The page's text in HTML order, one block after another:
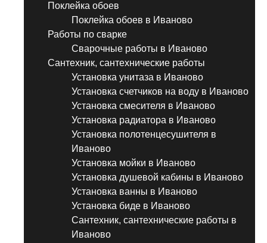
Поклейка обоев
Поклейка обоев в Иваново
Работы по сварке
Сварочные работы в Иваново
Сантехник, сантехнические работы
Установка унитаза в Иваново
Установка счетчиков на воду в Иваново
Установка смесителя в Иваново
Установка радиатора в Иваново
Установка полотенцесушителя в
Иваново
Установка мойки в Иваново
Установка душевой кабины в Иваново
Установка ванны в Иваново
Установка биде в Иваново
Сантехник, сантехнические работы в
Иваново